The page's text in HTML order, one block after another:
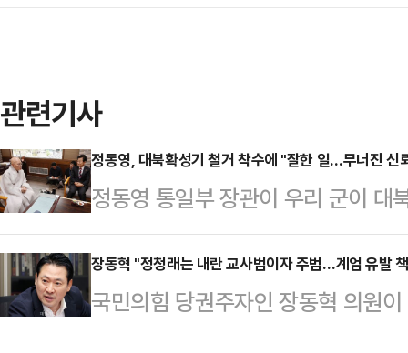
관련기사
정동영, 대북확성기 철거 착수에 "잘한 일…무너진 신
정동영 통일부 장관이 우리 군이 대
기의 철거에 돌입한 것과 관련해 "
하나라고 생각한다"고 밝혔다.정
대한불교조계종 총무원장 진우스
통령의 지시에 따라 확성기 중단이
장동혁 "정청래는 내란 교사범이자 주범…계엄 유발
국민의힘 당권주자인 장동혁 의원
으로 '내란세력 척결'을 외치며 국